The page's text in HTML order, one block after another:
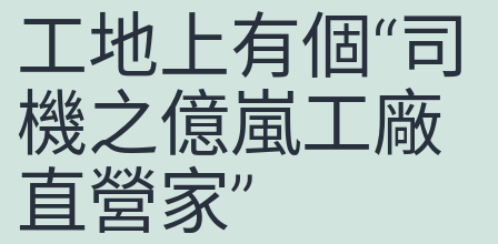
工地上有個“司
機之億嵐工廠
直營家”